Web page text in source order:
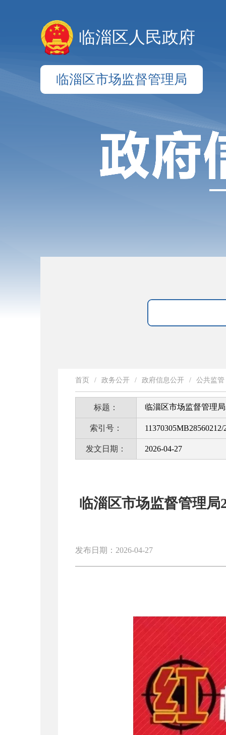
临淄区人民政府
临淄区市场监督管理局
首页 / 政务公开 / 政府信息公开 / 公共监管
标题： 临淄区市场监督管理
索引号： 11370305MB28560212/
发文日期： 2026-04-27
临淄区市场监督管理
发布日期：2026-04-27